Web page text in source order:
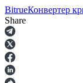
Фьючерсы
BitrueКонвертер
Share